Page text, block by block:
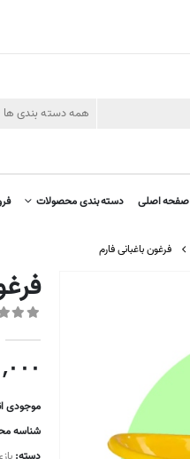
همه دسته بندی ها
صفحه اصلی دسته بندی محصولات
فرغون باغبانی فارم
موجودی
شناسه